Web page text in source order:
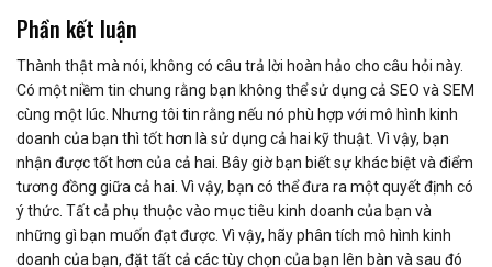
Phần kết luận
Thành thật mà nói, không có câu trả lời hoàn hảo cho câu hỏi này.
Có một niềm tin chung rằng bạn không thể sử dụng cả SEO và SEM
cùng một lúc. Nhưng tôi tin rằng nếu nó phù hợp với mô hình kinh
doanh của bạn thì tốt hơn là sử dụng cả hai kỹ thuật. Vì vậy, bạn
nhận được tốt hơn của cả hai. Bây giờ bạn biết sự khác biệt và điểm
tương đồng giữa cả hai. Vì vậy, bạn có thể đưa ra một quyết định có
ý thức. Tất cả phụ thuộc vào mục tiêu kinh doanh của bạn và
những gì bạn muốn đạt được. Vì vậy, hãy phân tích mô hình kinh
doanh của bạn, đặt tất cả các tùy chọn của bạn lên bàn và sau đó